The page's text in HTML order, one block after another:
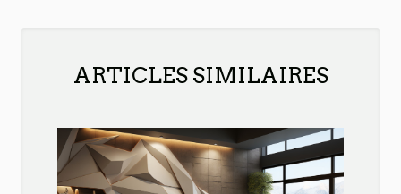
ARTICLES SIMILAIRES